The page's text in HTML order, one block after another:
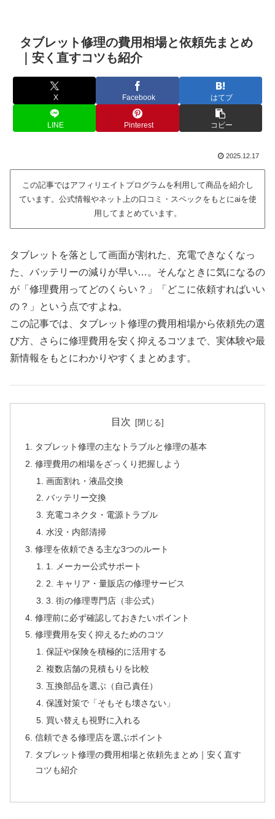
タブレット修理の費用相場と依頼先まとめ
｜安く直すコツも紹介
X Facebook はてブ
LINE Pinterest コピー
2025.12.17
この記事ではアフィリエイトプログラムを利用して商品を紹介し
ています。公式情報やネット上の口コミ・スペックをもとにaiを使
用してまとめています。
タブレットを落として画面が割れた、充電できなくなっ
た、バッテリーの減りが早い…。そんなときに気になるの
が「修理費用ってどのくらい？」「どこに依頼すればいい
の？」という点ですよね。
この記事では、タブレット修理の費用相場から依頼先の選
び方、さらに修理費用を安く抑えるコツまで、実体験や最
新情報をもとにわかりやすくまとめます。
目次
タブレット修理の主なトラブルと修理の基本
修理費用の相場をざっくり把握しよう
画面割れ・液晶交換
バッテリー交換
充電コネクタ・電源トラブル
水没・内部清掃
修理を依頼できる主な3つのルート
1. メーカー公式サポート
2. キャリア・量販店の修理サービス
3. 街の修理専門店（非公式）
修理前に必ず確認しておきたいポイント
修理費用を安く抑えるためのコツ
保証や保険を積極的に活用する
複数店舗の見積もりを比較
互換部品を選ぶ（自己責任）
保護対策で「そもそも壊さない」
買い替えも視野に入れる
信頼できる修理店を選ぶポイント
タブレット修理の費用相場と依頼先まとめ｜安く直す
コツも紹介